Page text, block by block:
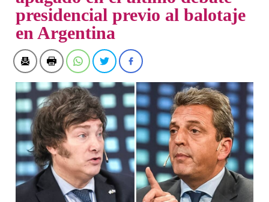
presidencial previo al balotaje
en Argentina